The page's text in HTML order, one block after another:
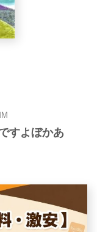
すよぼかあ